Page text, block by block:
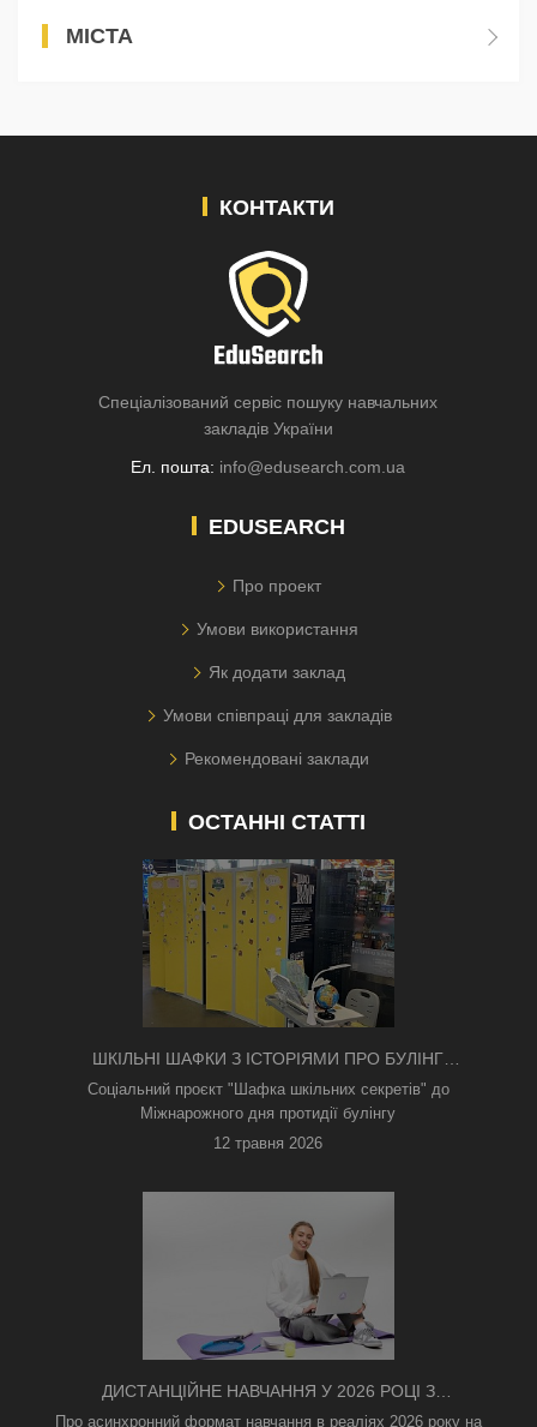
МІСТА
КОНТАКТИ
Спеціалізований сервіс пошуку навчальних
закладів України
Ел. пошта: info@edusearch.com.ua
EDUSEARCH
Про проект
Умови використання
Як додати заклад
Умови співпраці для закладів
Рекомендовані заклади
ОСТАННІ СТАТТІ
ШКІЛЬНІ ШАФКИ З ІСТОРІЯМИ ПРО БУЛІНГ
З'ЯВИЛИСЯ В КИЄВІ
Соціальний проєкт "Шафка шкільних секретів" до
Міжнарожного дня протидії булінгу
12 травня 2026
ДИСТАНЦІЙНЕ НАВЧАННЯ У 2026 РОЦІ З
ТРИВОГАМИ ТА БЕЗ СВІТЛА: ЯК АСИНХРОННИЙ
Про асинхронний формат навчання в реаліях 2026 року на